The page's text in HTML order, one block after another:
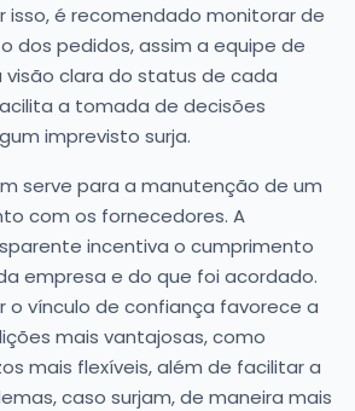
isso, é recomendado monitorar de
dos pedidos, assim a equipe de
clara do status de cada
a tomada de decisões
imprevisto surja.
serve para a manutenção de um
com os fornecedores. A
incentiva o cumprimento
empresa e do que foi acordado.
o vínculo de confiança favorece a
mais vantajosas, como
mais flexíveis, além de facilitar a
caso surjam, de maneira mais